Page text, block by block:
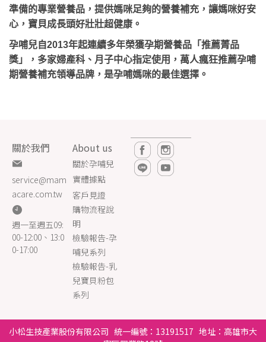
準備的專業營養品，提供媽咪足夠的營養補充，讓媽咪好安
心，寶貝成長頭好壯壯超健康。
孕哺兒自2013年起連續多年榮獲孕期營養品「推薦菁品
獎」，多家婦產科、月子中心指定使用，萬人瘋狂推薦孕哺
期營養補充領導品牌，是孕哺媽咪的最佳選擇。
關於我們
service@mam
acare.com.tw
週一至週五09:
00-12:00、13:0
0-17:00
About us
關於孕哺兒
實體據點
客戶見證
購物流程說
明
檢驗報告-孕
哺兒系列
檢驗報告-乳
兒寶貝粉包
系列
小松生技產業股份有限公司 統一編號：13191517 地址：高雄市大